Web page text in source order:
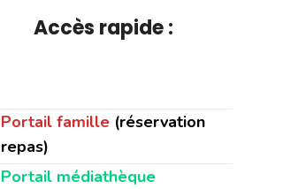
Accès rapide :
Portail famille (réservation
repas)
Portail médiathèque